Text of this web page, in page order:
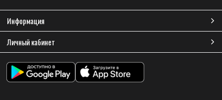
Информация
Личный кабинет